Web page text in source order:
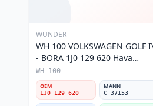
WUNDER
WH 100 VOLKSWAGEN GOLF
- BORA 1J0 129 620 Hava
Filtresi
WH 100
OEM
1J0 129 620
MANN
C 37153